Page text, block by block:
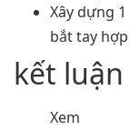
Xây dựng
bắt tay
kết luận
Xem